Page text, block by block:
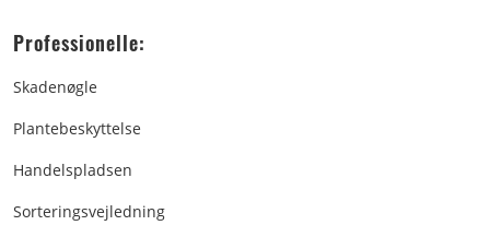
Professionelle:
Skadenøgle
Plantebeskyttelse
Handelspladsen
Sorteringsvejledning